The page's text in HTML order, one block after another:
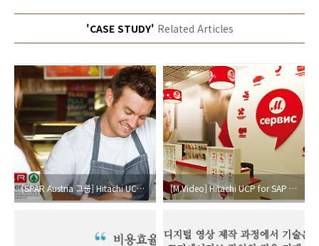
'CASE STUDY' Related Articles
[SPAR Austria 그룹] Hitachi UCP for SAP HANA를 통해 부가 가치를 확보하다 [M.Video] Hitachi UCP for SAP HANA를 통해 비즈니스 분석의 효율성과 정확도를 높이다